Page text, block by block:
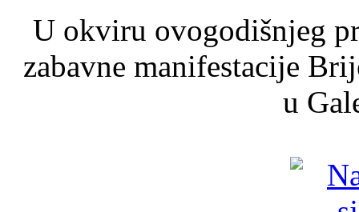
U okviru ovogodišnjeg
zabavne manifestacije
u